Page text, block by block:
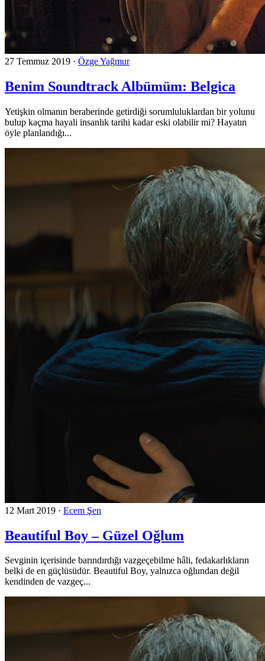
27 Temmuz 2019 · Özge Yağmur
Benim Soundtrack Albümüm: Belgica
Yetişkin olmanın beraberinde getirdiği sorumluluklardan bir yolunu
bulup kaçma hayali insanlık tarihi kadar eski olabilir mi? Hayatın
öyle planlandığı...
12 Mart 2019 · Ecem Şen
Beautiful Boy – Güzel Oğlum
Sevginin içerisinde barındırdığı vazgeçebilme hâli, fedakarlıkların
belki de en güçlüsüdür. Beautiful Boy, yalnızca oğlundan değil
kendinden de vazgeç...